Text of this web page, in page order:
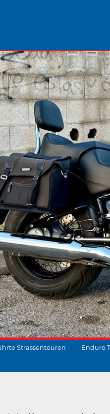
Strassentouren Enduro